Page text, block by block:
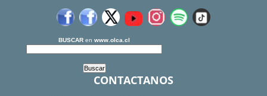
BUSCAR en www.olca.cl
CONTACTANOS